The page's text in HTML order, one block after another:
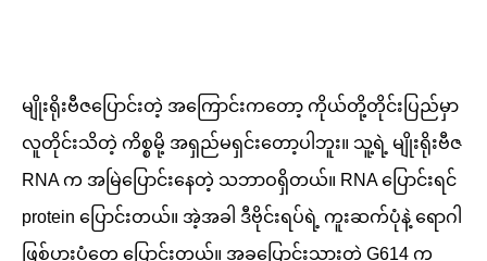
မျိုးရိုးဗီဇပြောင်းတဲ့ အကြောင်းကတော့ ကိုယ်တို့တိုင်းပြည်မှာ
လူတိုင်းသိတဲ့ ကိစ္စမို့ အရှည်မရှင်းတော့ပါဘူး။ သူ့ရဲ့ မျိုးရိုးဗီဇ
RNA က အမြဲပြောင်းနေတဲ့ သဘာဝရှိတယ်။ RNA ပြောင်းရင်
protein ပြောင်းတယ်။ အဲ့အခါ ဒီဗိုင်းရပ်ရဲ့ ကူးဆက်ပုံနဲ့ ရောဂါ
ဖြစ်ပွားပုံတွေ ပြောင်းတယ်။ အခုပြောင်းသွားတဲ့ G614 က